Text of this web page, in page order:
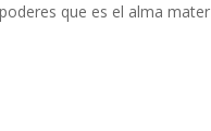
que es el alma mater